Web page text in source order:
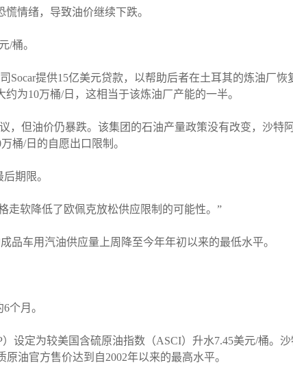
情绪，导致油价继续下跌。
/桶。
提供15亿美元贷款，以帮助后者在土耳其的炼油厂恢
为10万桶/日，这相当于该炼油厂产能的一半。
但油价仍暴跌。该集团的石油产量政策没有改变，沙特
桶/日的自愿出口限制。
期限。
走软降低了欧佩克放松供应限制的可能性。”
品车用汽油供应量上周降至今年年初以来的最低水平。
个月。
设定为较美国含硫原油指数（ASCI）升水7.45美元/桶。沙
油官方售价达到自2002年以来的最高水平。